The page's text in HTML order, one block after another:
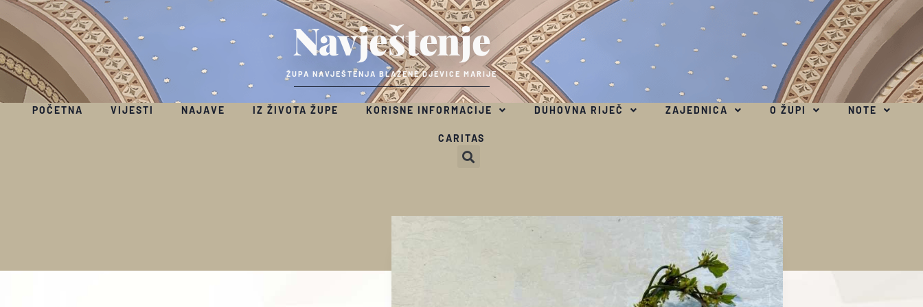
Navještenje
ŽUPA NAVJEŠTENJA BLAŽENE DJEVICE MARIJE
POČETNA VIJESTI NAJAVE IZ ŽIVOTA ŽUPE KORISNE INFORMACIJE DUHOVNA RIJEČ ZAJEDNICA O ŽUPI NOTE
CARITAS